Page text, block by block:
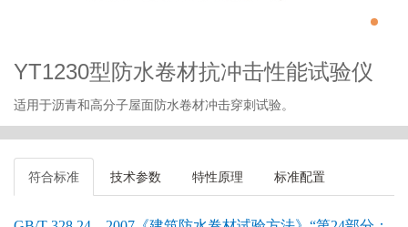
YT1230型防水卷材抗冲击性能试验仪
适用于沥青和高分子屋面防水卷材冲击穿刺试验。
符合标准 技术参数 特性原理 标准配置